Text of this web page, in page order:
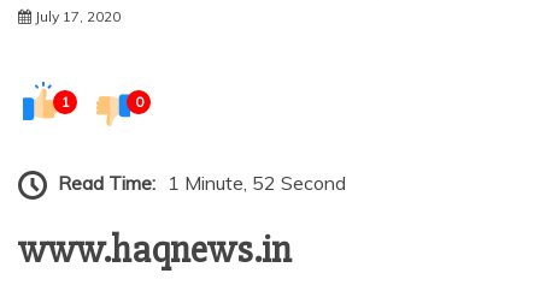
July 17, 2020
1 0
Read Time: 1 Minute, 52 Second
www.haqnews.in